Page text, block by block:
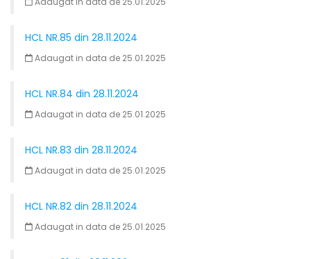
HCL NR.85 din 28.11.2024
Adaugat in data de 25.01.2025
HCL NR.84 din 28.11.2024
Adaugat in data de 25.01.2025
HCL NR.83 din 28.11.2024
Adaugat in data de 25.01.2025
HCL NR.82 din 28.11.2024
Adaugat in data de 25.01.2025